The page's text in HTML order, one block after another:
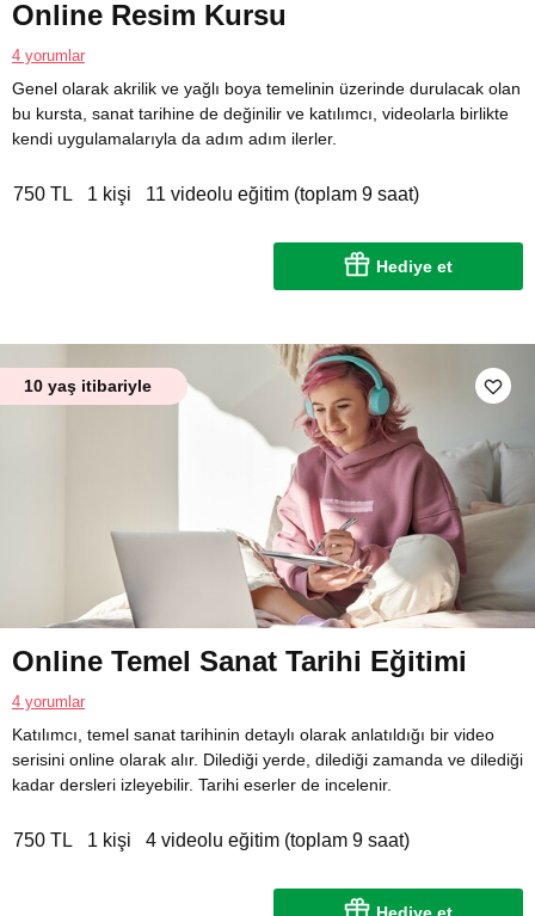
Online Resim Kursu
4 yorumlar
Genel olarak akrilik ve yağlı boya temelinin üzerinde durulacak olan
bu kursta, sanat tarihine de değinilir ve katılımcı, videolarla birlikte
kendi uygulamalarıyla da adım adım ilerler.
750 TL 1 kişi 11 videolu eğitim (toplam 9 saat)
Hediye et
10 yaş itibariyle
Online Temel Sanat Tarihi Eğitimi
4 yorumlar
Katılımcı, temel sanat tarihinin detaylı olarak anlatıldığı bir video
serisini online olarak alır. Dilediği yerde, dilediği zamanda ve dilediği
kadar dersleri izleyebilir. Tarihi eserler de incelenir.
750 TL 1 kişi 4 videolu eğitim (toplam 9 saat)